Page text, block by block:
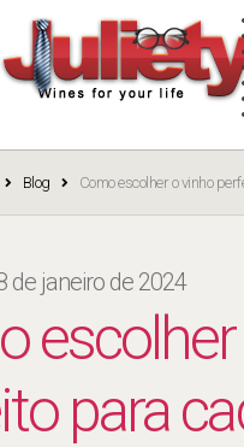
Blog Como escolher o vinho
de janeiro de 2024
para